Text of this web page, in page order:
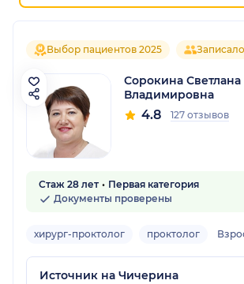
Выбор пациентов 2025
Сорокина Светлана
Владимировна
4.8 127 отзывов
Стаж 28 лет
Первая категория
Документы проверены
хирург-проктолог проктолог
Источник на Чичерина